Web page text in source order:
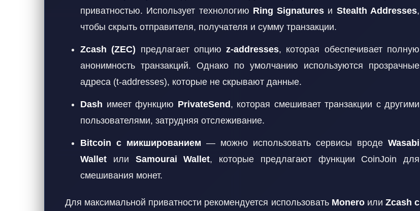
приватностью. Использует технологию Ring Signatures и Stealth Addresses,
чтобы скрыть отправителя, получателя и сумму транзакции.
Zcash (ZEC) предлагает опциюz-addresses, которая обеспечивает полную
анонимность транзакций. Однако по умолчанию используются прозрачные
адреса (t-addresses), которые не скрывают данные.
Dash имеет функцию PrivateSend , которая смешивает транзакции с другими
пользователями, затрудняя отслеживание.
Bitcoin с микшированием — можно использовать сервисы вроде Wasabi
Wallet или Samourai Wallet, которые предлагают функции CoinJoin для
смешивания монет.
Для максимальной приватности рекомендуется использовать Moneroили Zcash с